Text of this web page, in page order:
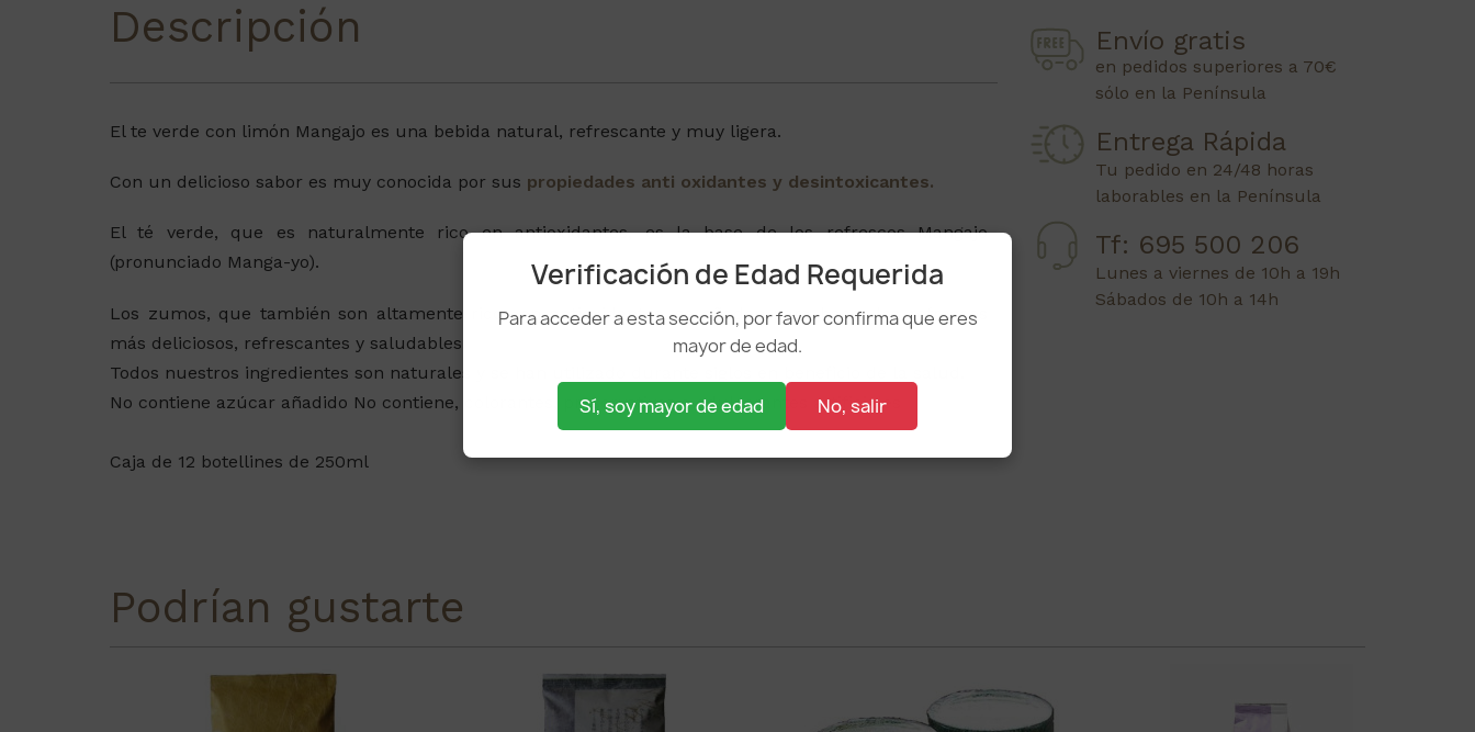
Descripción
El te verde con limón Mangajo es una bebida natural, refrescante y muy ligera.
Con un delicioso sabor es muy conocida por sus propiedades anti oxidantes y desintoxicantes.
El té verde, que es naturalmente rico en antioxidantes, es la base de los refrescos Mangajo
(pronunciado Manga-yo).
Los zumos, que también son altamente ricos en antioxidantes, se añaden para hacer los refrescos
más deliciosos, refrescantes y saludables.
Todos nuestros ingredientes son naturales y se han utilizado durante siglos en beneficio de la salud.
No contiene azúcar añadido No contiene, colorantes, preservativos o edulcorantes artificiales
Caja de 12 botellines de 250ml
Envío gratis
en pedidos superiores a 70€
sólo en la Península
Entrega Rápida
Tu pedido en 24/48 horas
laborables en la Península
Tf: 695 500 206
Lunes a viernes de 10h a 19h
Sábados de 10h a 14h
Podrían gustarte
Verificación de Edad Requerida
Para acceder a esta sección, por favor confirma que eres
mayor de edad.
Sí, soy mayor de edad No, salir